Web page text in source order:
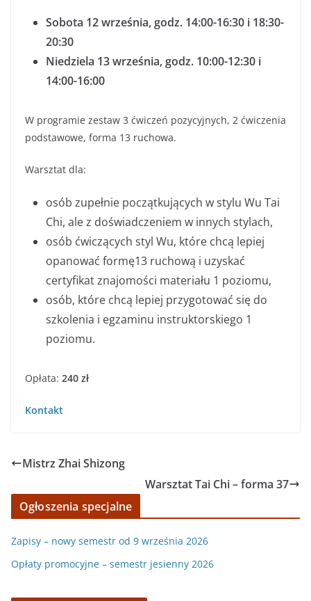
Sobota 12 września, godz. 14:00-16:30 i 18:30-
20:30
Niedziela 13 września, godz. 10:00-12:30 i
14:00-16:00
W programie zestaw 3 ćwiczeń pozycyjnych, 2 ćwiczenia
podstawowe, forma 13 ruchowa.
Warsztat dla:
osób zupełnie początkujących w stylu Wu Tai
Chi, ale z doświadczeniem w innych stylach,
osób ćwiczących styl Wu, które chcą lepiej
opanować formę13 ruchową i uzyskać
certyfikat znajomości materiału 1 poziomu,
osób, które chcą lepiej przygotować się do
szkolenia i egzaminu instruktorskiego 1
poziomu.
Opłata: 240 zł
Kontakt
Mistrz Zhai Shizong
Warsztat Tai Chi – forma 37
Ogłoszenia specjalne
Zapisy – nowy semestr od 9 września 2026
Opłaty promocyjne – semestr jesienny 2026